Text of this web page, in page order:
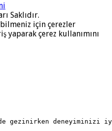
Saklıdır.
için çerezler
yaparak çerez kullanımını
gezinirken deneyiminizi